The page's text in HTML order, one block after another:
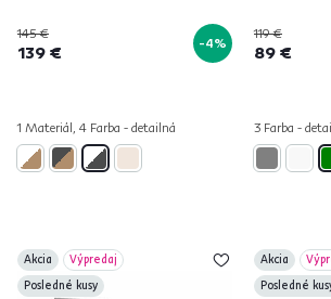
145 €
139 € -4%
1 Materiál, 4 Farba - detailná
119 €
89 €
3 Farba -
Akcia
Výpredaj
Posledné kusy
Akcia
Posledné